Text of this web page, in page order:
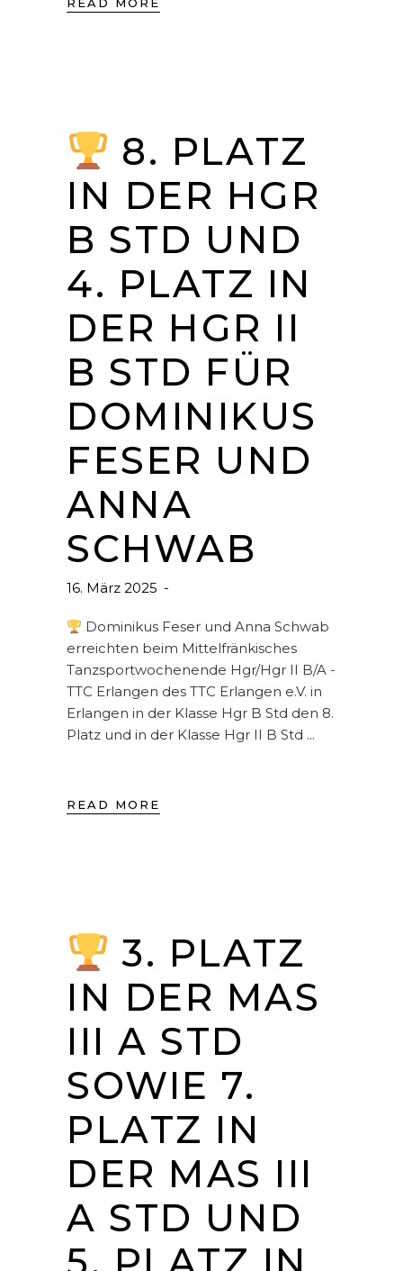
READ MORE
8. PLATZ
IN DER HGR
B STD UND
4. PLATZ IN
DER HGR II
B STD FÜR
DOMINIKUS
FESER UND
ANNA
SCHWAB
16. März 2025
Dominikus Feser und Anna Schwab
erreichten beim Mittelfränkisches
Tanzsportwochenende Hgr/Hgr II B/A -
TTC Erlangen des TTC Erlangen e.V. in
Erlangen in der Klasse Hgr B Std den 8.
Platz und in der Klasse Hgr II B Std
READ MORE
3. PLATZ
IN DER MAS
III A STD
SOWIE 7.
PLATZ IN
DER MAS III
A STD UND